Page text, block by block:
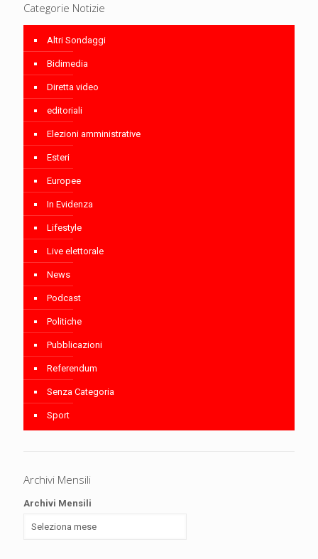
Categorie Notizie
Altri Sondaggi
Bidimedia
Diretta video
editoriali
Elezioni amministrative
Esteri
Europee
In Evidenza
Lifestyle
Live elettorale
News
Podcast
Politiche
Pubblicazioni
Referendum
Senza Categoria
Sport
Archivi Mensili
Archivi Mensili